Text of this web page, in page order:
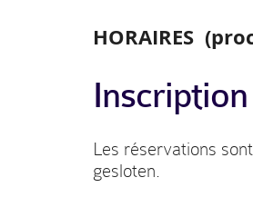
HORAIRES
Inscription
Les réservations
gesloten.